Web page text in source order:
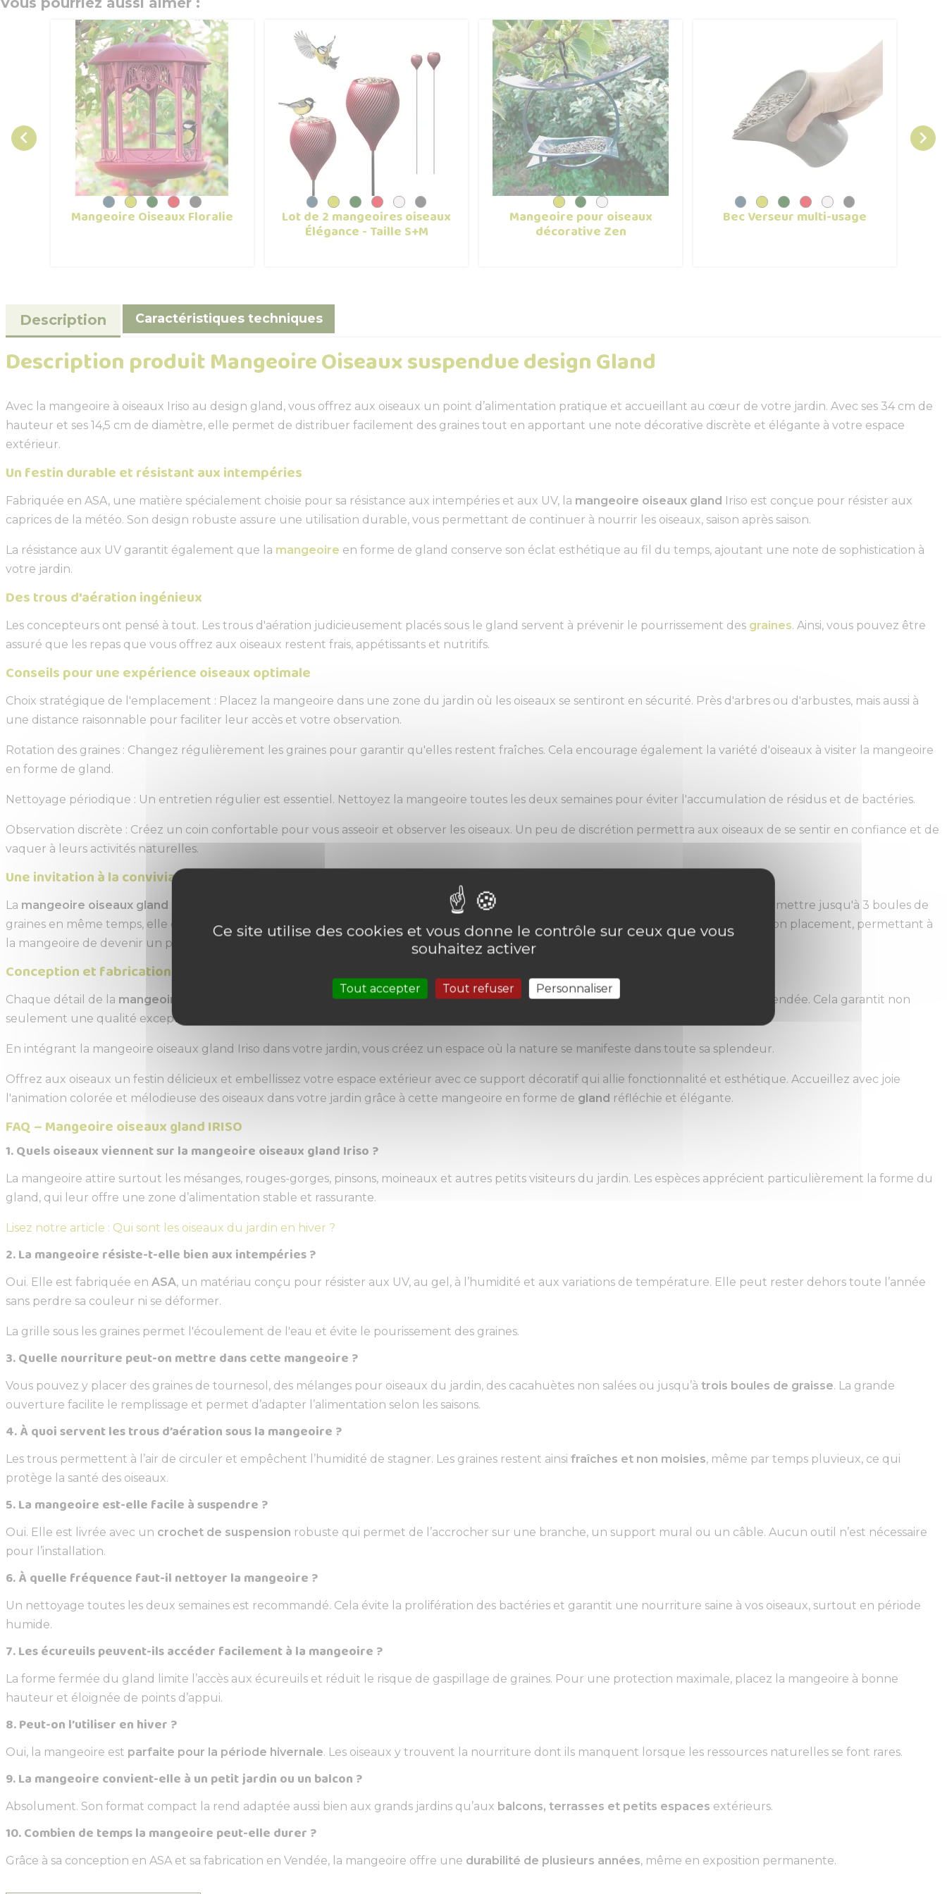

Mangeoire Oiseaux Floralie Lot de 2 mangeoires oiseaux
Élégance - Taille S+M
Mangeoire pour oiseaux
décorative Zen
Bec Verseur multi-usage

Description Caractéristiques techniques
Description produit Mangeoire Oiseaux suspendue design Gland
Avec la mangeoire à oiseaux Iriso au design gland, vous offrez aux oiseaux un point d’alimentation pratique et accueillant au cœur de votre jardin. Avec ses 34 cm de
hauteur et ses 14,5 cm de diamètre, elle permet de distribuer facilement des graines tout en apportant une note décorative discrète et élégante à votre espace
extérieur.
Un festin durable et résistant aux intempéries
Fabriquée en ASA, une matière spécialement choisie pour sa résistance aux intempéries et aux UV, la mangeoire oiseaux gland Iriso est conçue pour résister aux
caprices de la météo. Son design robuste assure une utilisation durable, vous permettant de continuer à nourrir les oiseaux, saison après saison.
La résistance aux UV garantit également que la mangeoire en forme de gland conserve son éclat esthétique au fil du temps, ajoutant une note de sophistication à
votre jardin.
Des trous d'aération ingénieux
Les concepteurs ont pensé à tout. Les trous d'aération judicieusement placés sous le gland servent à prévenir le pourrissement des graines. Ainsi, vous pouvez être
assuré que les repas que vous offrez aux oiseaux restent frais, appétissants et nutritifs.
Conseils pour une expérience oiseaux optimale
Choix stratégique de l'emplacement : Placez la mangeoire dans une zone du jardin où les oiseaux se sentiront en sécurité. Près d'arbres ou d'arbustes, mais aussi à
une distance raisonnable pour faciliter leur accès et votre observation.
Rotation des graines : Changez régulièrement les graines pour garantir qu'elles restent fraîches. Cela encourage également la variété d'oiseaux à visiter la mangeoire
en forme de gland.
Nettoyage périodique : Un entretien régulier est essentiel. Nettoyez la mangeoire toutes les deux semaines pour éviter l'accumulation de résidus et de bactéries.
Observation discrète : Créez un coin confortable pour vous asseoir et observer les oiseaux. Un peu de discrétion permettra aux oiseaux de se sentir en confiance et de
vaquer à leurs activités naturelles.
Une invitation à la convivialité oiseaux
La mangeoire oiseaux gland Iriso n'est pas simplement un récipient de graines, c'est une décoration de votre jardin. Avec la possibilité de mettre jusqu'à 3 boules de
graines en même temps, elle devient une place de choix pour des rencontres entre les oiseaux. Le crochet de suspension inclus facilite son placement, permettant à
la mangeoire de devenir un point de rassemblement animé dans votre jardin.
Conception et fabrication locales pour une qualité authentique
Chaque détail de la mangeoire oiseaux gland
Iriso est le fruit d'une conception et d'une fabrication méticuleuses dans notre usine en Vendée. Cela garantit non
seulement une qualité exceptionnelle, mais également une authenticité dans chaque élément, de la matière à la forme design.
En intégrant la mangeoire oiseaux gland Iriso dans votre jardin, vous créez un espace où la nature se manifeste dans toute sa splendeur.
Offrez aux oiseaux un festin délicieux et embellissez votre espace extérieur avec ce support décoratif qui allie fonctionnalité et esthétique. Accueillez avec joie
l'animation colorée et mélodieuse des oiseaux dans votre jardin grâce à cette mangeoire en forme de gland réfléchie et élégante.
FAQ – Mangeoire oiseaux gland IRISO
1. Quels oiseaux viennent sur la mangeoire oiseaux gland Iriso ?
La mangeoire attire surtout les mésanges, rouges-gorges, pinsons, moineaux et autres petits visiteurs du jardin. Les espèces apprécient particulièrement la forme du
gland, qui leur offre une zone d’alimentation stable et rassurante.
Lisez notre article : Qui sont les oiseaux du jardin en hiver ?
2. La mangeoire résiste-t-elle bien aux intempéries ?
Oui. Elle est fabriquée en ASA, un matériau conçu pour résister aux UV, au gel, à l’humidité et aux variations de température. Elle peut rester dehors toute l’année
sans perdre sa couleur ni se déformer.
La grille sous les graines permet l'écoulement de l'eau et évite le pourissement des graines.
3. Quelle nourriture peut-on mettre dans cette mangeoire ?
Vous pouvez y placer des graines de tournesol, des mélanges pour oiseaux du jardin, des cacahuètes non salées ou jusqu’à trois boules de graisse. La grande
ouverture facilite le remplissage et permet d’adapter l’alimentation selon les saisons.
4. À quoi servent les trous d’aération sous la mangeoire ?
Les trous permettent à l’air de circuler et empêchent l’humidité de stagner. Les graines restent ainsi fraîches et non moisies, même par temps pluvieux, ce qui
protège la santé des oiseaux.
5. La mangeoire est-elle facile à suspendre ?
Oui. Elle est livrée avec un crochet de suspension robuste qui permet de l’accrocher sur une branche, un support mural ou un câble. Aucun outil n’est nécessaire
pour l’installation.
6. À quelle fréquence faut-il nettoyer la mangeoire ?
Un nettoyage toutes les deux semaines est recommandé. Cela évite la prolifération des bactéries et garantit une nourriture saine à vos oiseaux, surtout en période
humide.
7. Les écureuils peuvent-ils accéder facilement à la mangeoire ?
La forme fermée du gland limite l’accès aux écureuils et réduit le risque de gaspillage de graines. Pour une protection maximale, placez la mangeoire à bonne
hauteur et éloignée de points d’appui.
8. Peut-on l’utiliser en hiver ?
Oui, la mangeoire est parfaite pour la période hivernale. Les oiseaux y trouvent la nourriture dont ils manquent lorsque les ressources naturelles se font rares.
9. La mangeoire convient-elle à un petit jardin ou un balcon ?
Absolument. Son format compact la rend adaptée aussi bien aux grands jardins qu’aux balcons, terrasses et petits espaces extérieurs.
10. Combien de temps la mangeoire peut-elle durer ?
Grâce à sa conception en ASA et sa fabrication en Vendée, la mangeoire offre une durabilité de plusieurs années, même en exposition permanente.
Ce site utilise des cookies et vous donne le contrôle sur ceux que vous
souhaitez activer
Tout accepter Tout refuser Personnaliser